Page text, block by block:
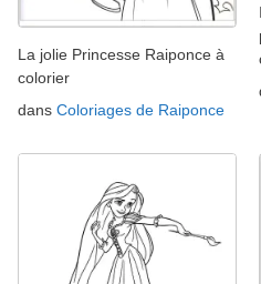
La jolie Princesse Raiponce à
colorier
dans Coloriages de Raiponce